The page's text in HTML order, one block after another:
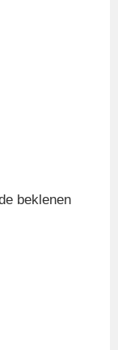
beklenen